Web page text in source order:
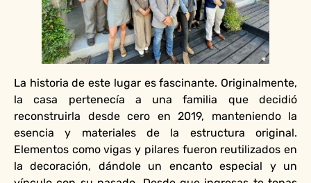
La historia de este lugar es fascinante. Originalmente,
la casa pertenecía a una familia que decidió
reconstruirla desde cero en 2019, manteniendo la
esencia y materiales de la estructura original.
Elementos como vigas y pilares fueron reutilizados en
la decoración, dándole un encanto especial y un